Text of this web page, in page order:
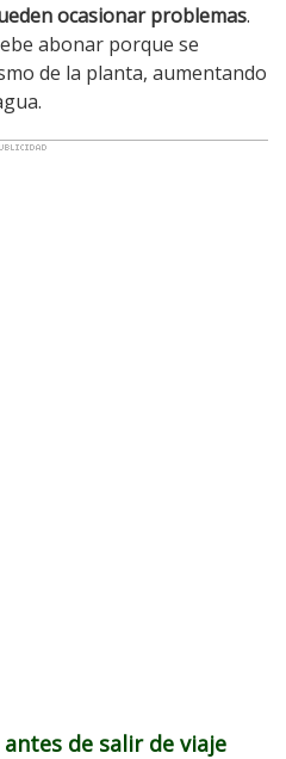
ocasionar problemas.
abonar porque se
de la planta, aumentando
de salirde viaje